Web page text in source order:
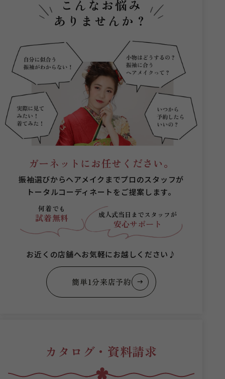
こんなお悩み
ありませんか？
ガーネットにお任せください。
振袖選びからヘアメイクまでプロのスタッフが
トータルコーディネートをご提案します。
何着でも
試着無料 成人式当日までスタッフが
安心サポート
お近くの店舗へお気軽にお越しください♪
簡単1分来店予約
カタログ・資料請求